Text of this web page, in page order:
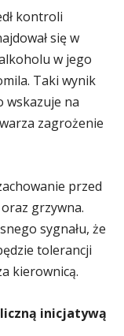
kontroli
się w
w jego
Taki wynik
wskazuje na
zagrożenie
przed
grzywna.
sygnału, że
tolerancji
kierownicą.
inicjatywą